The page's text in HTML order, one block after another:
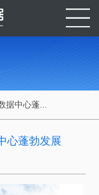
据中心蓬...
心蓬勃发展